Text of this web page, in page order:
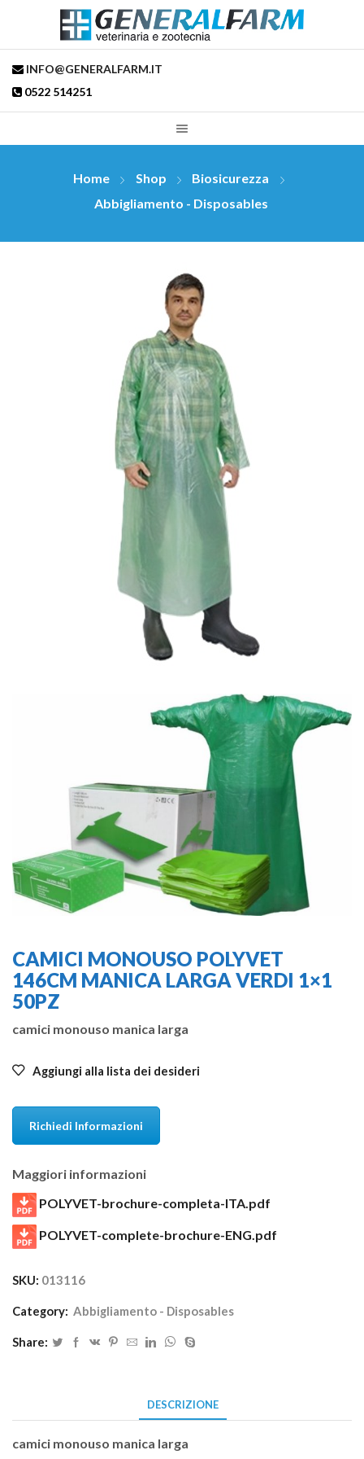
INFO@GENERALFARM.IT
0522 514251
Home Shop
Biosicurezza
Abbigliamento - Disposables
CAMICI MONOUSO POLYVET
146CM MANICA LARGA VERDI 1×1
50PZ
camici monouso manica larga
Aggiungi alla lista dei desideri
Richiedi Informazioni
Maggiori informazioni
POLYVET-brochure-completa-ITA.pdf
POLYVET-complete-brochure-ENG.pdf
SKU: 013116
Category: Abbigliamento - Disposables
Share:
DESCRIZIONE
camici monouso manica larga